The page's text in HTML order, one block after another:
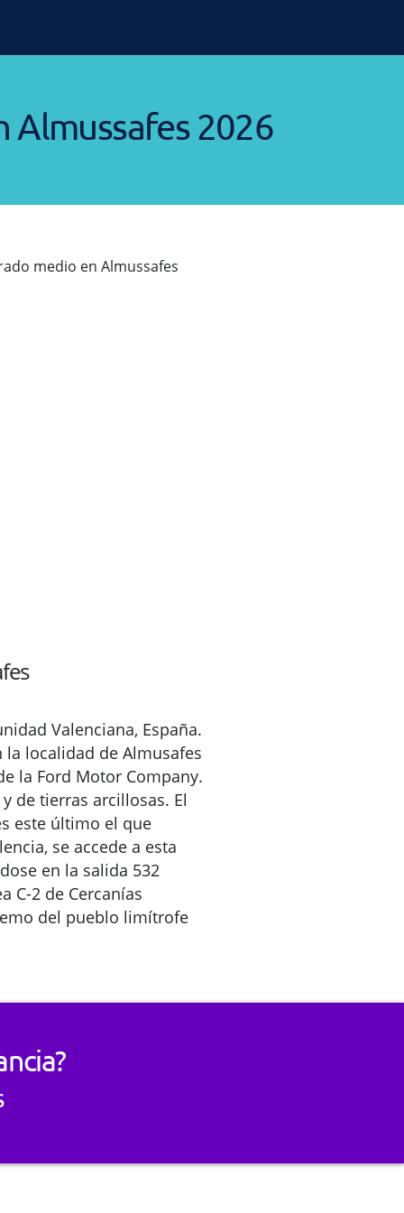
Almussafes 2026
Valenciana, España.
la localidad de Almusafes
la Ford Motor Company.
de tierras arcillosas. El
este último el que
se accede a esta
en la salida 532
C-2 de Cercanías
del pueblo limítrofe